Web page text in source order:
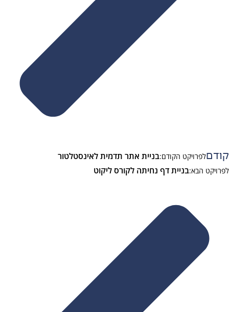
קודםלפרויקט הקודם:בניית אתר תדמית לאינסטלטור
לפרויקט הבא:בניית דף נחיתה לקורס ליקוט